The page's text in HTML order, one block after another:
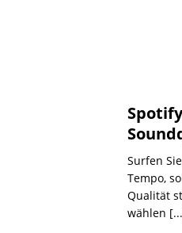
Surfen
Tempo,
Qualität
wählen